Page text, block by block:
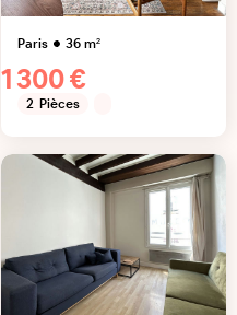
Paris 36m²
1 300 €
2 Pièces